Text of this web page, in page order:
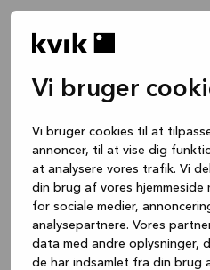
Vi bruger
Vi bruger cookies til at
annoncer, til at vise dig
at analysere vores trafik. Vi
din brug af vores hjemmeside
for sociale medier,
analysepartnere. Vores
data med andre oplysninger,
de har indsamlet fra din brug